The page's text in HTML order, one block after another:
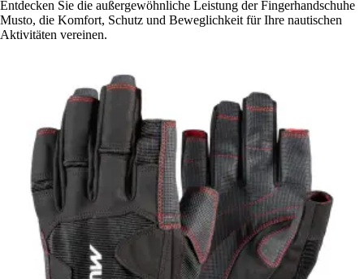
Entdecken Sie die außergewöhnliche Leistung der Fingerhandschuhe
Musto, die Komfort, Schutz und Beweglichkeit für Ihre nautischen
Aktivitäten vereinen.